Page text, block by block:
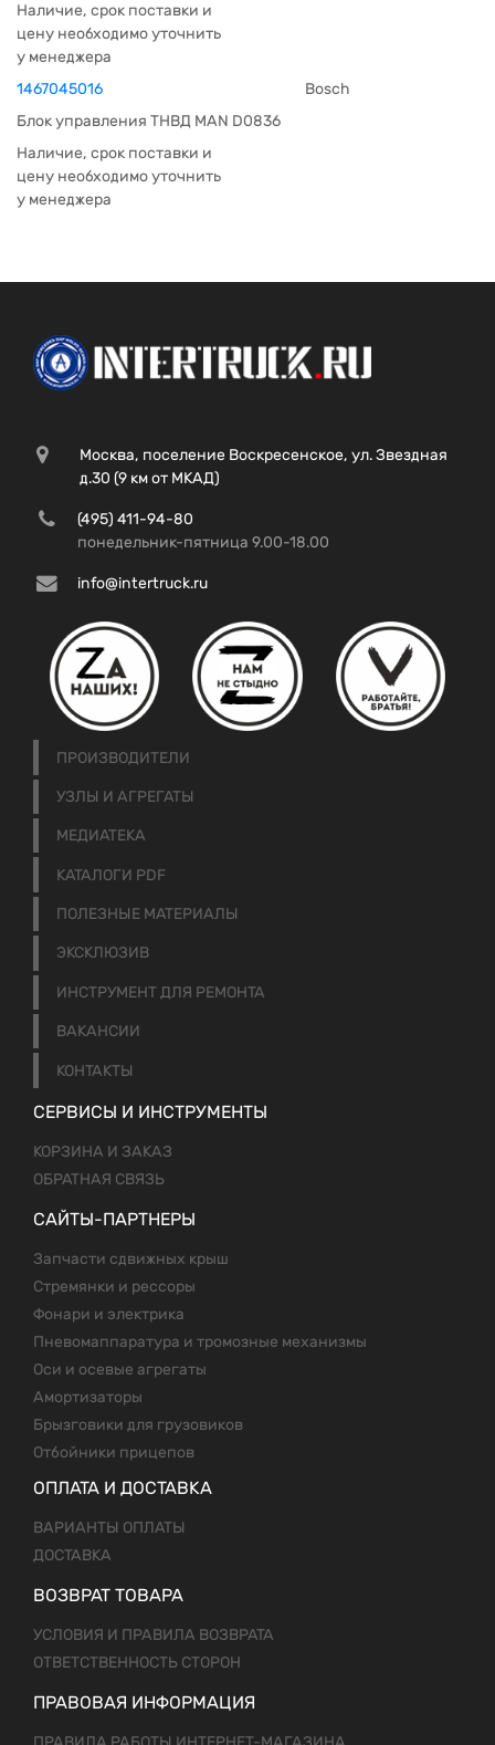
Наличие, срок поставки и
цену необходимо уточнить
у менеджера
1467045016
Bosch
Блок управления ТНВД MAN D0836
Наличие, срок поставки и
цену необходимо уточнить
у менеджера
Москва, поселение Воскресенское, ул. Звездная
д.30 (9 км от МКАД)
(495) 411-94-80
понедельник-пятница 9.00-18.00
info@intertruck.ru
ПРОИЗВОДИТЕЛИ
УЗЛЫ И АГРЕГАТЫ
МЕДИАТЕКА
КАТАЛОГИ PDF
ПОЛЕЗНЫЕ МАТЕРИАЛЫ
ЭКСКЛЮЗИВ
ИНСТРУМЕНТ ДЛЯ РЕМОНТА
ВАКАНСИИ
КОНТАКТЫ
СЕРВИСЫ И ИНСТРУМЕНТЫ
КОРЗИНА И ЗАКАЗ
ОБРАТНАЯ СВЯЗЬ
САЙТЫ-ПАРТНЕРЫ
Запчасти сдвижных крыш
Стремянки и рессоры
Фонари и электрика
Пневомаппаратура и тромозные механизмы
Оси и осевые агрегаты
Амортизаторы
Брызговики для грузовиков
Отбойники прицепов
ОПЛАТА И ДОСТАВКА
ВАРИАНТЫ ОПЛАТЫ
ДОСТАВКА
ВОЗВРАТ ТОВАРА
УСЛОВИЯ И ПРАВИЛА ВОЗВРАТА
ОТВЕТСТВЕННОСТЬ СТОРОН
ПРАВОВАЯ ИНФОРМАЦИЯ